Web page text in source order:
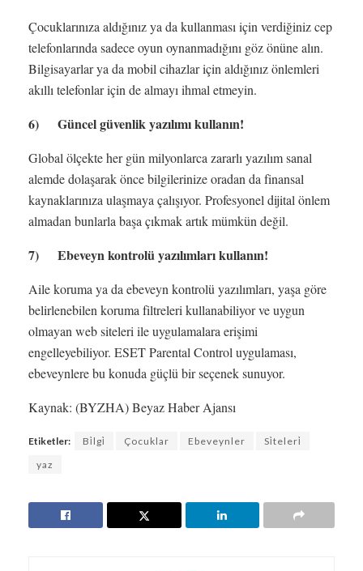
Çocuklarınıza aldığınız ya da kullanması için verdiğiniz cep
telefonlarında sadece oyun oynanmadığını göz önüne alın.
Bilgisayarlar ya da mobil cihazlar için aldığınız önlemleri
akıllı telefonlar için de almayı ihmal etmeyin.
6) Güncel güvenlik yazılımı kullanın!
Global ölçekte her gün milyonlarca zararlı yazılım sanal
alemde dolaşarak önce bilgilerinize oradan da finansal
kaynaklarınıza ulaşmaya çalışıyor. Profesyonel dijital önlem
almadan bunlarla başa çıkmak artık mümkün değil.
7) Ebeveyn kontrolü yazılımları kullanın!
Aile koruma ya da ebeveyn kontrolü yazılımları, yaşa göre
belirlenebilen koruma filtreleri kullanabiliyor ve uygun
olmayan web siteleri ile uygulamalara erişimi
engelleyebiliyor. ESET Parental Control uygulaması,
ebeveynlere bu konuda güçlü bir seçenek sunuyor.
Kaynak: (BYZHA) Beyaz Haber Ajansı
Etiketler: Bi̇lgi̇ Çocuklar Ebeveynler
Si̇teleri̇
yaz